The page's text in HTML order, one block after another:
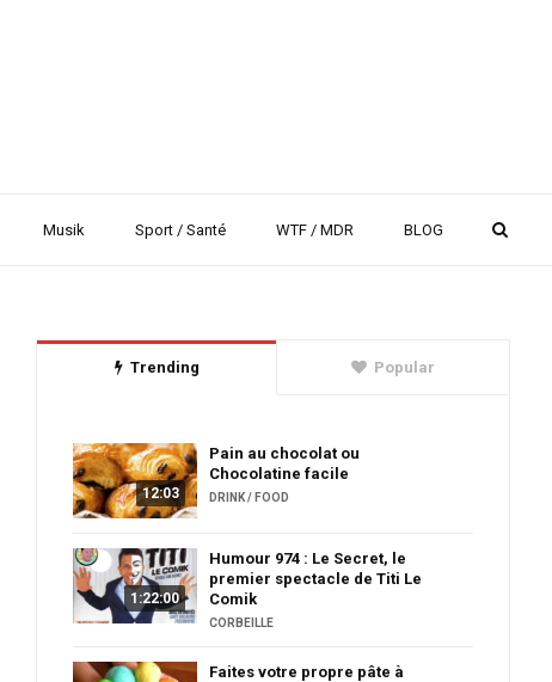
Musik Sport / Santé WTF / MDR BLOG
Trending Popular
12:03
Pain au chocolat ou
Chocolatine facile
DRINK / FOOD
1:22:00
Humour 974 : Le Secret, le
premier spectacle de Titi Le
Comik
CORBEILLE
Faites votre propre pâte à